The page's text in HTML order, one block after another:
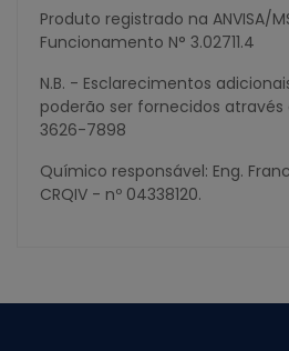
Produto registrado na ANVISA/
Funcionamento N° 3.02711.4
N.B. - Esclarecimentos
poderão ser fornecidos através
3626-7898
Químico responsável: Eng.
CRQIV - nº 04338120.